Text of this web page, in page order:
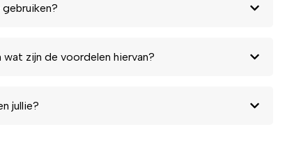
zijn de voordelen hiervan?
jullie?